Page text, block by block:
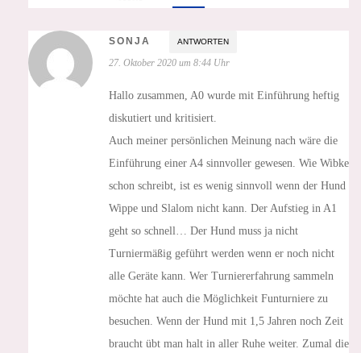
SONJA ANTWORTEN
27. Oktober 2020 um 8:44 Uhr
Hallo zusammen, A0 wurde mit Einführung heftig
diskutiert und kritisiert.
Auch meiner persönlichen Meinung nach wäre die
Einführung einer A4 sinnvoller gewesen. Wie Wibke
schon schreibt, ist es wenig sinnvoll wenn der Hund
Wippe und Slalom nicht kann. Der Aufstieg in A1
geht so schnell… Der Hund muss ja nicht
Turniermäßig geführt werden wenn er noch nicht
alle Geräte kann. Wer Turniererfahrung sammeln
möchte hat auch die Möglichkeit Funturniere zu
besuchen. Wenn der Hund mit 1,5 Jahren noch Zeit
braucht übt man halt in aller Ruhe weiter. Zumal die